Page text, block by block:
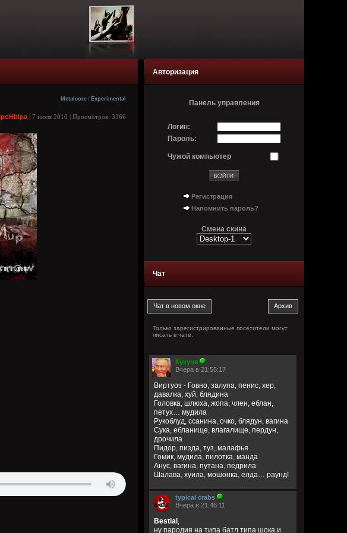
Metalcore / Experimental
IIpoHbIpa | 7 июля 2010 | Просмотров: 3366
Авторизация
Панель управления
Логин:
Пароль:
Чужой компьютер
Регистрация
Напомнить пароль?
Смена скина
Чат
Только зарегистрированные посетители могут
писать в чате.
Кукуня
Вчера в 21:55:17
Виртуоз - Говно, залупа, пенис, хер,
давалка, хуй, блядина
Головка, шлюха, жопа, член, еблан,
петух… мудила
Рукоблуд, ссанина, очко, блядун, вагина
Сука, ебланище, влагалище, пердун,
дрочила
Пидор, пизда, туз, малафья
Гомик, мудила, пилотка, манда
Анус, вагина, путана, педрила
Шалава, хуила, мошонка, елда… раунд!
typical crabs
Вчера в 21:46:11
Bestial ,
ну пародия на типа батл типа шока и